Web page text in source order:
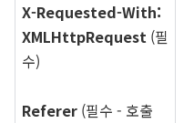
X-Requested-With:
XMLHttpRequest (필
수)
Referer (필수 - 호출